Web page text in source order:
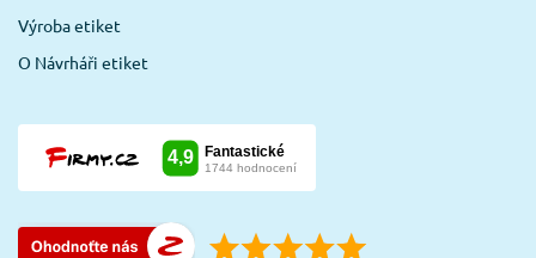
Výroba etiket
O Návrháři etiket